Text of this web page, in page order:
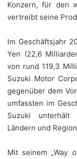
Konzern, für den
vertreibt seine
Im Geschäftsjahr
Yen (22,6
von rund 119,3
Suzuki Motor
gegenüber dem
umfassten im
Suzuki unterhält
Ländern und
Mit seinem „Way